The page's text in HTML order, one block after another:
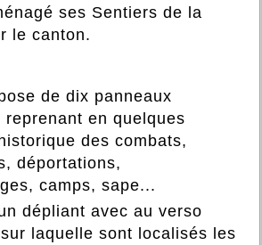
ses Sentiers de la
le canton.
de dix panneaux
en quelques
des combats,
déportations,
camps, sape...
dépliant avec au verso
laquelle sont localisés les